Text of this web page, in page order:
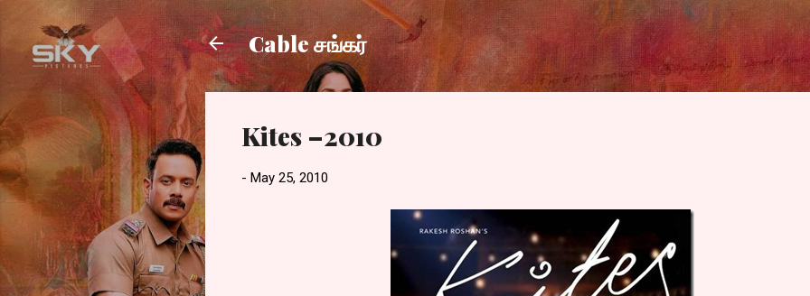
Skip to main content
Cable சங்கர்
Kites –2010
- May 25, 2010